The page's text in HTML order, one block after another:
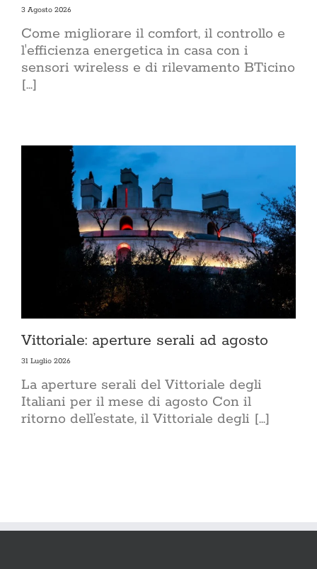
3 Agosto 2026
Come migliorare il comfort, il controllo e
l'efficienza energetica in casa con i
sensori wireless e di rilevamento BTicino
[...]
Vittoriale: aperture serali ad agosto
31 Luglio 2026
La aperture serali del Vittoriale degli
Italiani per il mese di agosto Con il
ritorno dell’estate, il Vittoriale degli [...]